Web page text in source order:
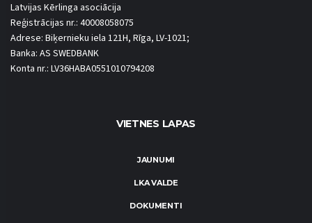
Latvijas Kērlinga asociācija
Reģistrācijas nr.: 40008058075
Adrese: Biķernieku iela 121H, Rīga, LV-1021;
Banka: AS SWEDBANK
Konta nr.: LV36HABA0551010794208
VIETNES LAPAS
JAUNUMI
LKA VALDE
DOKUMENTI